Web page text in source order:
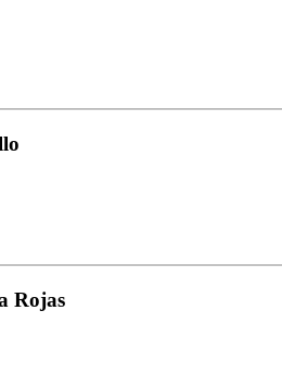
Rojas